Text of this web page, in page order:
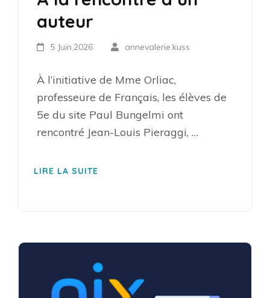
auteur
5 Juin,2026 annevalerie.kuss
À l’initiative de Mme Orliac,
professeure de Français, les élèves de
5e du site Paul Bungelmi ont
rencontré Jean-Louis Pieraggi, …
LIRE LA SUITE